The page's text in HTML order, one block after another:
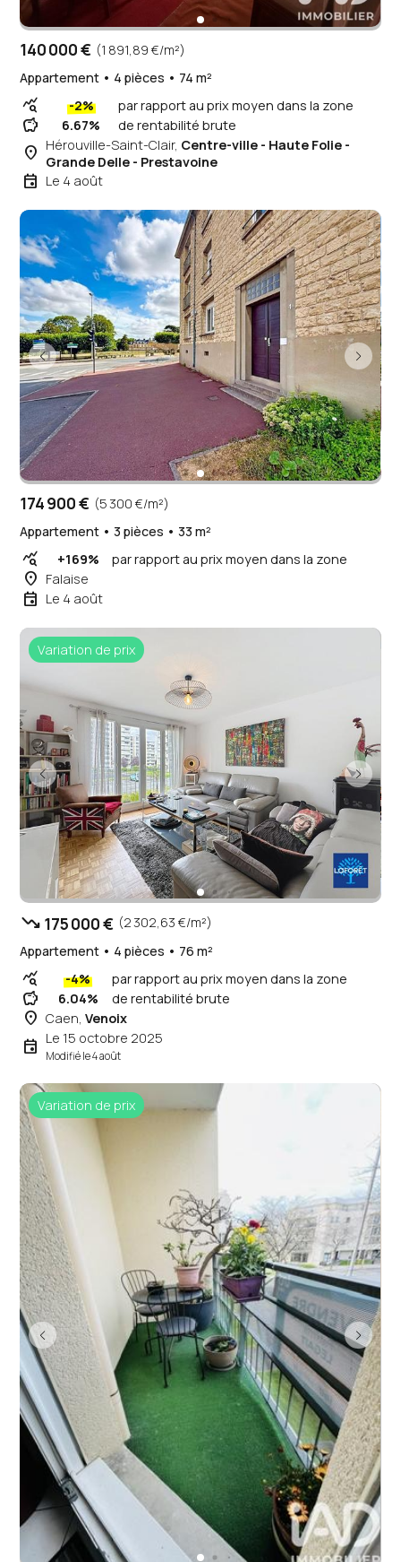
140 000 € (1 891,89 €/m²)
Appartement • 4 pièces • 74 m²
query_stats -2% par rapport au prix moyen dans la zone
savings 6.67% de rentabilité brute
place Hérouville-Saint-Clair, Centre-ville - Haute Folie -
Grande Delle - Prestavoine
event Le 4 août
174 900 € (5 300 €/m²)
Appartement • 3 pièces • 33 m²
query_stats +169% par rapport au prix moyen dans la zone
place Falaise
event Le 4 août
Variation de prix
trending_down 175 000 € (2 302,63 €/m²)
Appartement • 4 pièces • 76 m²
query_stats -4% par rapport au prix moyen dans la zone
savings 6.04% de rentabilité brute
place Caen,Venoix
event Le 15 octobre 2025
Modifié le 4 août
Variation de prix